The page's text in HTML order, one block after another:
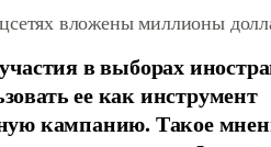
вложены миллионы
в выборах
ее как инструмент
кампанию. Такое